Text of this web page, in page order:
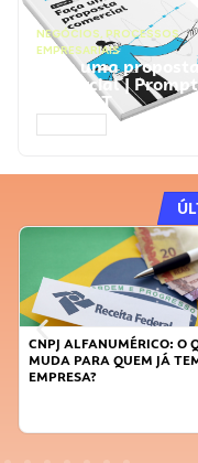
NEGÓCIOS, PROCESSOS
EMPRESARIAIS
Faça uma
comercial |
ChatGPT
DICAS PARA OBTER